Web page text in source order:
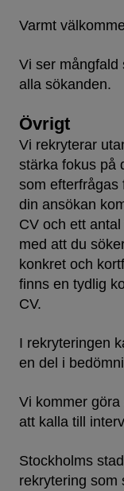
Varmt
Vi ser mångfald
alla sökanden.
Övrigt
Vi rekryterar
stärka fokus på
som efterfrågas
din ansökan
CV och ett
med att du
konkret och
finns en tydlig
CV.
I rekryteringen
en del i
Vi kommer
att kalla till
Stockholms
rekrytering som